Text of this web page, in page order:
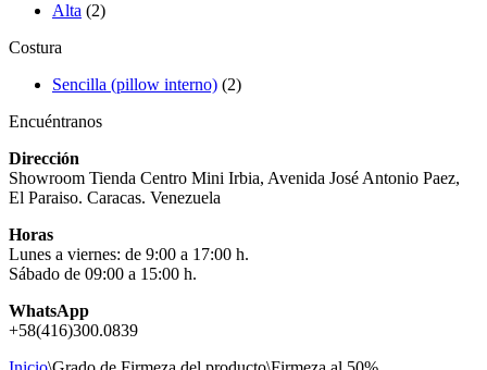
Alta (2)
Costura
Sencilla (pillow interno) (2)
Encuéntranos
Dirección
Showroom Tienda Centro Mini Irbia, Avenida José Antonio Paez,
El Paraiso. Caracas. Venezuela
Horas
Lunes a viernes: de 9:00 a 17:00 h.
Sábado de 09:00 a 15:00 h.
WhatsApp
+58(416)300.0839